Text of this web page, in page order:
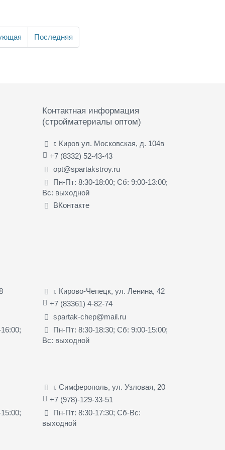
Последняя
Контактная информация
(стройматериалы оптом)
г. Киров ул. Московская, д. 104в
+7 (8332) 52-43-43
opt@spartakstroy.ru
Пн-Пт: 8:30-18:00; Сб: 9:00-13:00;
Вс: выходной
ВКонтакте
г. Кирово-Чепецк, ул. Ленина, 42
+7 (83361) 4-82-74
spartak-chep@mail.ru
Пн-Пт: 8:30-18:30; Сб: 9:00-15:00;
Вс: выходной
г. Симферополь, ул. Узловая, 20
+7 (978)-129-33-51
Пн-Пт: 8:30-17:30; Сб-Вс:
выходной